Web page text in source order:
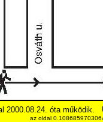
2000.08.24. óta működik.
az oldal